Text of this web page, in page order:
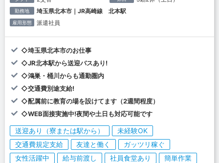
勤務地 埼玉県北本市｜JR高崎線 北本駅
雇用形態 派遣社員
◇埼玉県北本市のお仕事
◇JR北本駅から送迎バスあり!
◇鴻巣・桶川からも通勤圏内
◇交通費別途支給!
◇配属前に教育の場を設けてます（2週間程度）
◇WEB面接実施中!夜間や土日も対応可能です
送迎あり（寮または駅から）
未経験OK
交通費規定支給
友達と働く
ガッツリ稼ぐ
女性活躍中
給与前渡し 社員食堂あり 簡単作業